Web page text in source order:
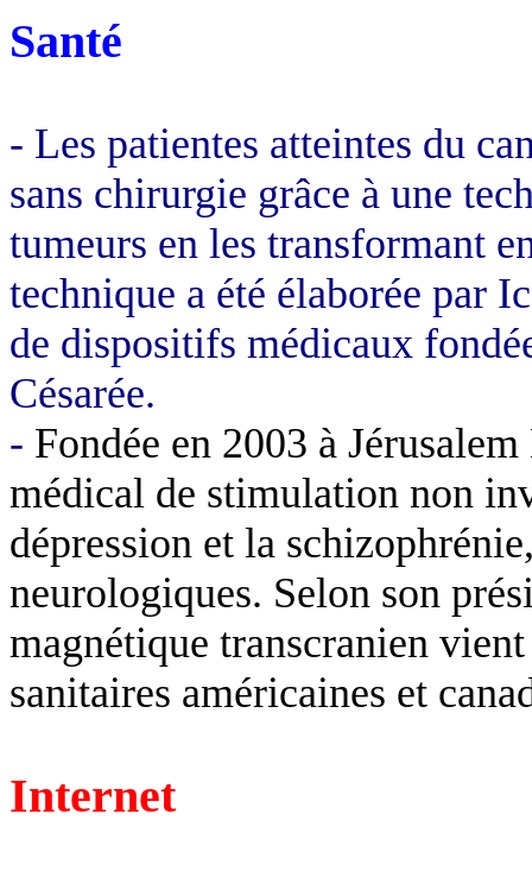
Santé
- Les patientes atteintes du
sans chirurgie grâce à une
tumeurs en les transformant
technique a été élaborée par
de dispositifs médicaux
Césarée.
- Fondée en 2003 à
médical de stimulation non
dépression et la
neurologiques. Selon son
magnétique transcranien
sanitaires américaines et
Internet